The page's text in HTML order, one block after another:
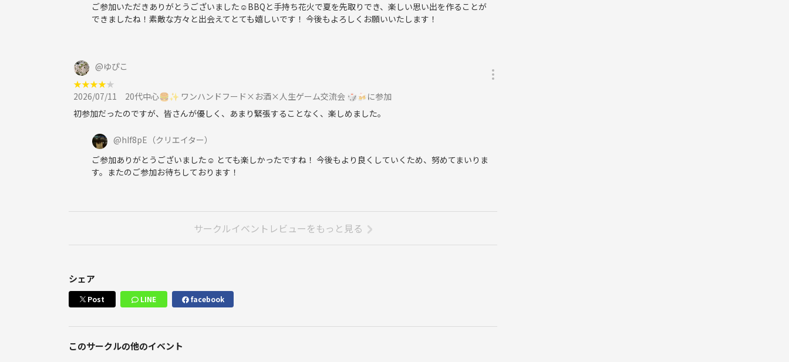
ご参加いただきありがとうございました☺️BBQと手持ち花火で夏を先取りでき、楽しい思い出を作ることが
できましたね！素敵な方々と出会えてとても嬉しいです！ 今後もよろしくお願いいたします！
@ゆぴこ
★★★★★
2026/07/11
20代中心🍔✨ ワンハンドフード×お酒×人生ゲーム交流会 🎲🍻に参加
初参加だったのですが、皆さんが優しく、あまり緊張することなく、楽しめました。
@hIf8pE （クリエイター）
ご参加ありがとうございました☺️ とても楽しかったですね！ 今後もより良くしていくため、努めてまいりま
す。またのご参加お待ちしております！
サークルイベントレビューをもっと見る
シェア
Post LINE facebook
このサークルの他のイベント